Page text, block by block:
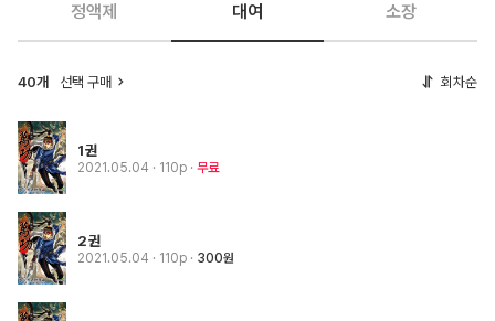
정액제 대여 소장
40개 선택 구매 회차순
1권
2021.05.04 · 110p 무료
2권
2021.05.04 · 110p 300원